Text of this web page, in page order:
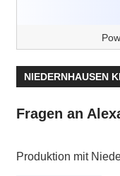
NIEDERNHAUSEN
Fragen an
Produktion mit